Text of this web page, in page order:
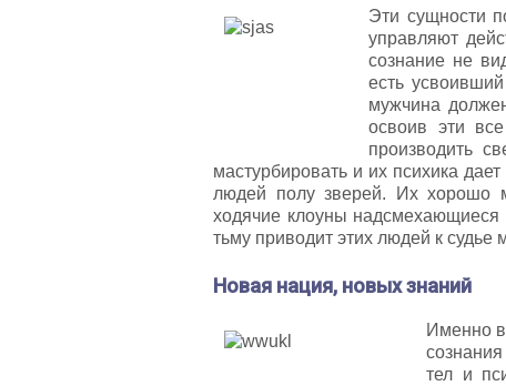
Эти сущности
управляют
сознание не
есть
мужчина
освоив эти
производить
мастурбировать и их психика
людей полу зверей. Их хорошо
ходячие клоуны надсмехающиеся
тьму приводит этих людей к судье
Новая нация, новых знаний
Именно
тел и